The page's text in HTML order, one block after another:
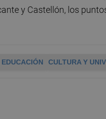
y Castellón, los
CULTURA Y